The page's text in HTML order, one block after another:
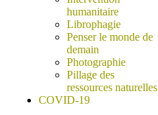
humanitaire
Librophagie
Penser le monde de
demain
Photographie
Pillage des
ressources naturelles
COVID-19